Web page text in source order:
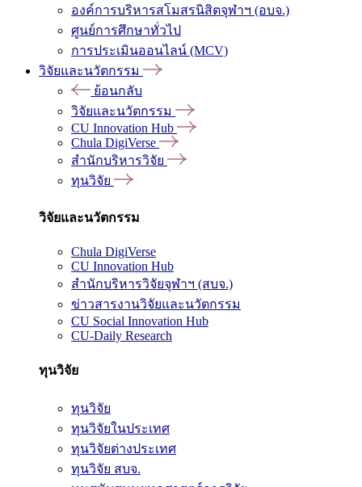
องค์การบริหารสโมสรนิสิตจุฬาฯ (อบจ.)
ศูนย์การศึกษาทั่วไป
การประเมินออนไลน์ (MCV)
วิจัยและนวัตกรรม
ย้อนกลับ
วิจัยและนวัตกรรม
CU Innovation Hub
Chula DigiVerse
สำนักบริหารวิจัย
ทุนวิจัย
วิจัยและนวัตกรรม
Chula DigiVerse
CU Innovation Hub
สำนักบริหารวิจัยจุฬาฯ (สบจ.)
ข่าวสารงานวิจัยและนวัตกรรม
CU Social Innovation Hub
CU-Daily Research
ทุนวิจัย
ทุนวิจัย
ทุนวิจัยในประเทศ
ทุนวิจัยต่างประเทศ
ทุนวิจัย สบจ.